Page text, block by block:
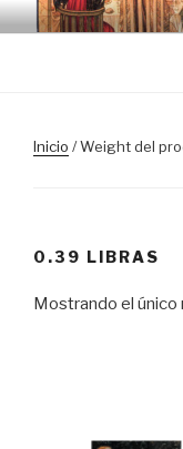
Saltar
al
Inicio / Weight del
0.39 LIBRAS
Mostrando el único